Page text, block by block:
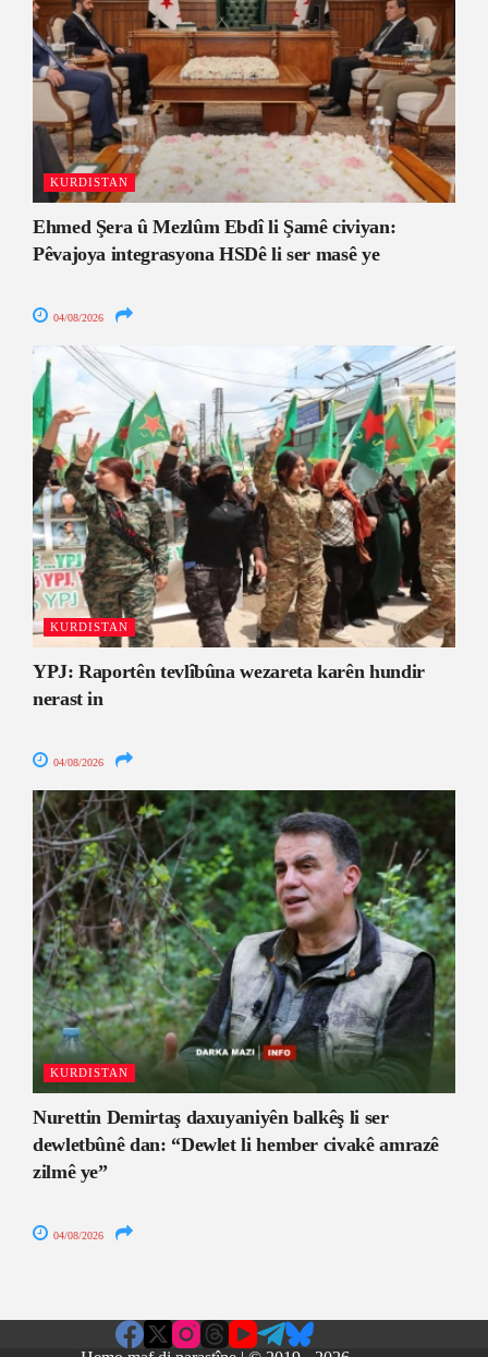
KURDISTAN
Ehmed Şera û Mezlûm Ebdî li Şamê civiyan:
Pêvajoya integrasyona HSDê li ser masê ye
04/08/2026
KURDISTAN
YPJ: Raportên tevlîbûna wezareta karên hundir
nerast in
04/08/2026
KURDISTAN
Nurettin Demirtaş daxuyaniyên balkêş li ser
dewletbûnê dan: “Dewlet li hember civakê amrazê
zilmê ye”
04/08/2026